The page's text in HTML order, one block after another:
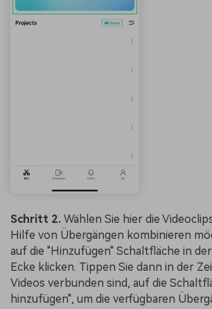
Schritt 2. Wählen Sie hier die
Hilfe von Übergängen kombinieren
auf die "Hinzufügen" Schaltfläche in
Ecke klicken. Tippen Sie dann in der
Videos verbunden sind, auf die
hinzufügen", um die verfügbaren